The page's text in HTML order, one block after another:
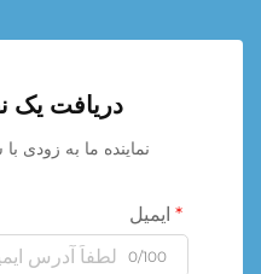
دریافت یک
نماینده ما به زودی
ایمیل
0/100